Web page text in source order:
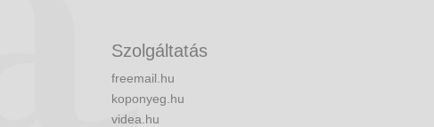
Szolgáltatás
freemail.hu
koponyeg.hu
videa.hu